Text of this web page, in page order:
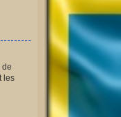
de
les